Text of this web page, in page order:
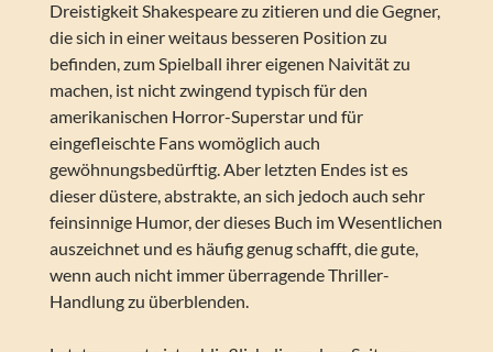
Dreistigkeit Shakespeare zu zitieren und die Gegner,
die sich in einer weitaus besseren Position zu
befinden, zum Spielball ihrer eigenen Naivität zu
machen, ist nicht zwingend typisch für den
amerikanischen Horror-Superstar und für
eingefleischte Fans womöglich auch
gewöhnungsbedürftig. Aber letzten Endes ist es
dieser düstere, abstrakte, an sich jedoch auch sehr
feinsinnige Humor, der dieses Buch im Wesentlichen
auszeichnet und es häufig genug schafft, die gute,
wenn auch nicht immer überragende Thriller-
Handlung zu überblenden.